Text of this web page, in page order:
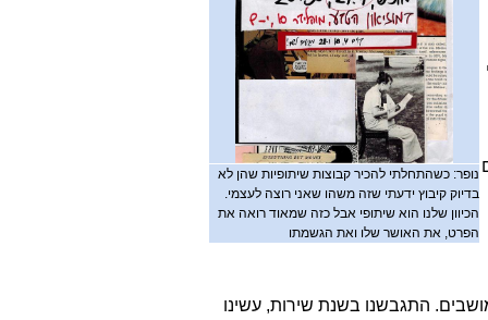
נופר: כשהתחלתי להכיר קבוצות שיתופיות שהן לא
בדיוק קיבוץ ידעתי שזה משהו שאני רוצה לעצמי.
הכיוון שלנו הוא שיתופי אבל כזה שמאוד רואה את
הפרט, את האושר שלו ואת הגשמתו
התגבשנו בשנת שירות, עשינו